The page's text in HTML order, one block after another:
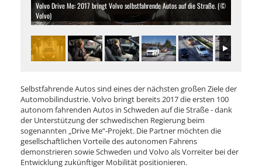
Volvo Drive Me: 2017 bringt Volvo selbstfahrende Autos auf die Straße. (©
Volvo)
Selbstfahrende Autos sind eines der nächsten großen Ziele der
Automobilindustrie. Volvo bringt bereits 2017 die ersten 100
autonom fahrenden Autos in Schweden auf die Straße - dank
der Unterstützung der schwedischen Regierung beim
sogenannten „Drive Me“-Projekt. Die Partner möchten die
gesellschaftlichen Vorteile des autonomen Fahrens
demonstrieren sowie Schweden und Volvo als Vorreiter bei der
Entwicklung zukünftiger Mobilität positionieren.